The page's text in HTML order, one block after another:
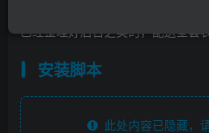
已经整理好后台之类的，配送全套
安装脚本
此处内容已隐藏，